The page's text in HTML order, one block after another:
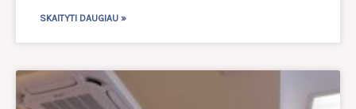
SKAITYTI DAUGIAU »